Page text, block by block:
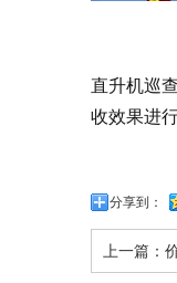
直升机巡
收效果进
分享到：
上一篇：